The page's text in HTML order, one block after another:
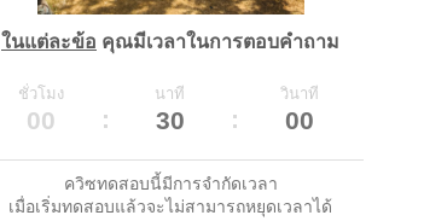
ในแต่ละข้อ คุณมีเวลาในการตอบคำถาม
ชั่วโมง นาที วินาที
00 30 00
ควิซทดสอบนี้มีการจำกัดเวลา
เมื่อเริ่มทดสอบแล้วจะไม่สามารถหยุดเวลาได้